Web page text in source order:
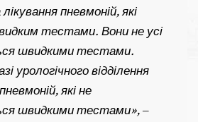
пневмоній, які
тестами. Вони не усі
швидкими тестами.
урологічного відділення
які не
швидкими тестами», –